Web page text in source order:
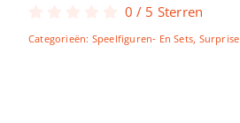
0 / 5 Sterren
Categorieën: Speelfiguren- En Sets, Surprise